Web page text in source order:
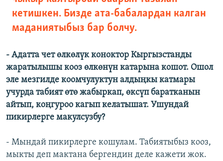
кетишкен. Бизде ата-бабалардан калган
маданиятыбыз бар болчу.
- Адатта чет өлкөлүк коноктор Кыргызстанды
жаратылышы кооз өлкөнүн катарына кошот. Ошол
эле мезгилде коомчулуктун алдыңкы катмары
учурда табият өтө жабыркап, өксүп баратканын
айтып, коңгуроо кагып келатышат. Ушундай
пикирлерге макулсузбу?
- Мындай пикирлерге кошулам. Табиятыбыз кооз,
мыкты деп мактана бергендин деле кажети жок.